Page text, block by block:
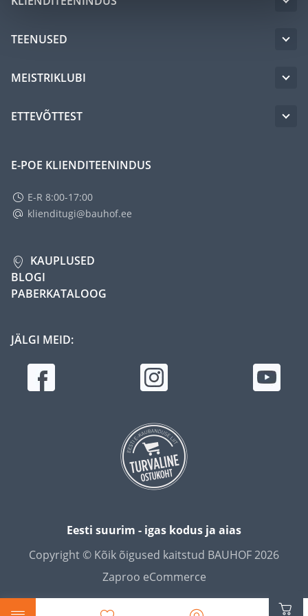
TEENUSED
MEISTRIKLUBI
ETTEVÕTTEST
E-POE KLIENDITEENINDUS
E-R 8:00-17:00
klienditugi@bauhof.ee
KAUPLUSED
BLOGI
PABERKATALOOG
JÄLGI MEID:
Eesti suurim - igas kodus ja aias
Copyright © Kõik õigused kaitstud BAUHOF 2026
Zaproo eCommerce